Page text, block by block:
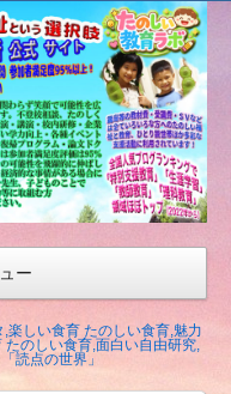
ー
楽しい食育 たのしい食育,魅力
のしい食育,面白い自由研究,
読点の世界」